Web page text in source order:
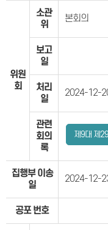
위원
회
소관
위
본회의
보고
일
처리
일
2024-12-
관련
회의
록
제9대 제
집행부 이송
일
2024-12-
공포 번호